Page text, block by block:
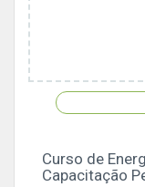
Curso de
Capacitação